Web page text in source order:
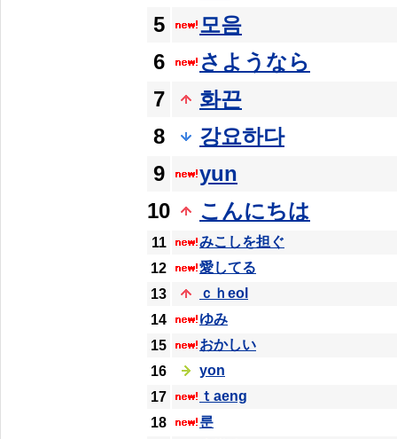
5
모음
6
さようなら
7
화끈
8
강요하다
9
yun
10
こんにちは
11
みこしを担ぐ
12
愛してる
13
ｃｈeol
14
ゆみ
15
おかしい
16
yon
17
ｔaeng
18
룬